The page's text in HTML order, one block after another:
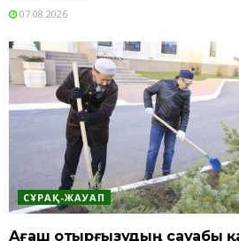
07.08.2026
СҰРАҚ-ЖАУАП
Ағаш отырғызудың сауабы